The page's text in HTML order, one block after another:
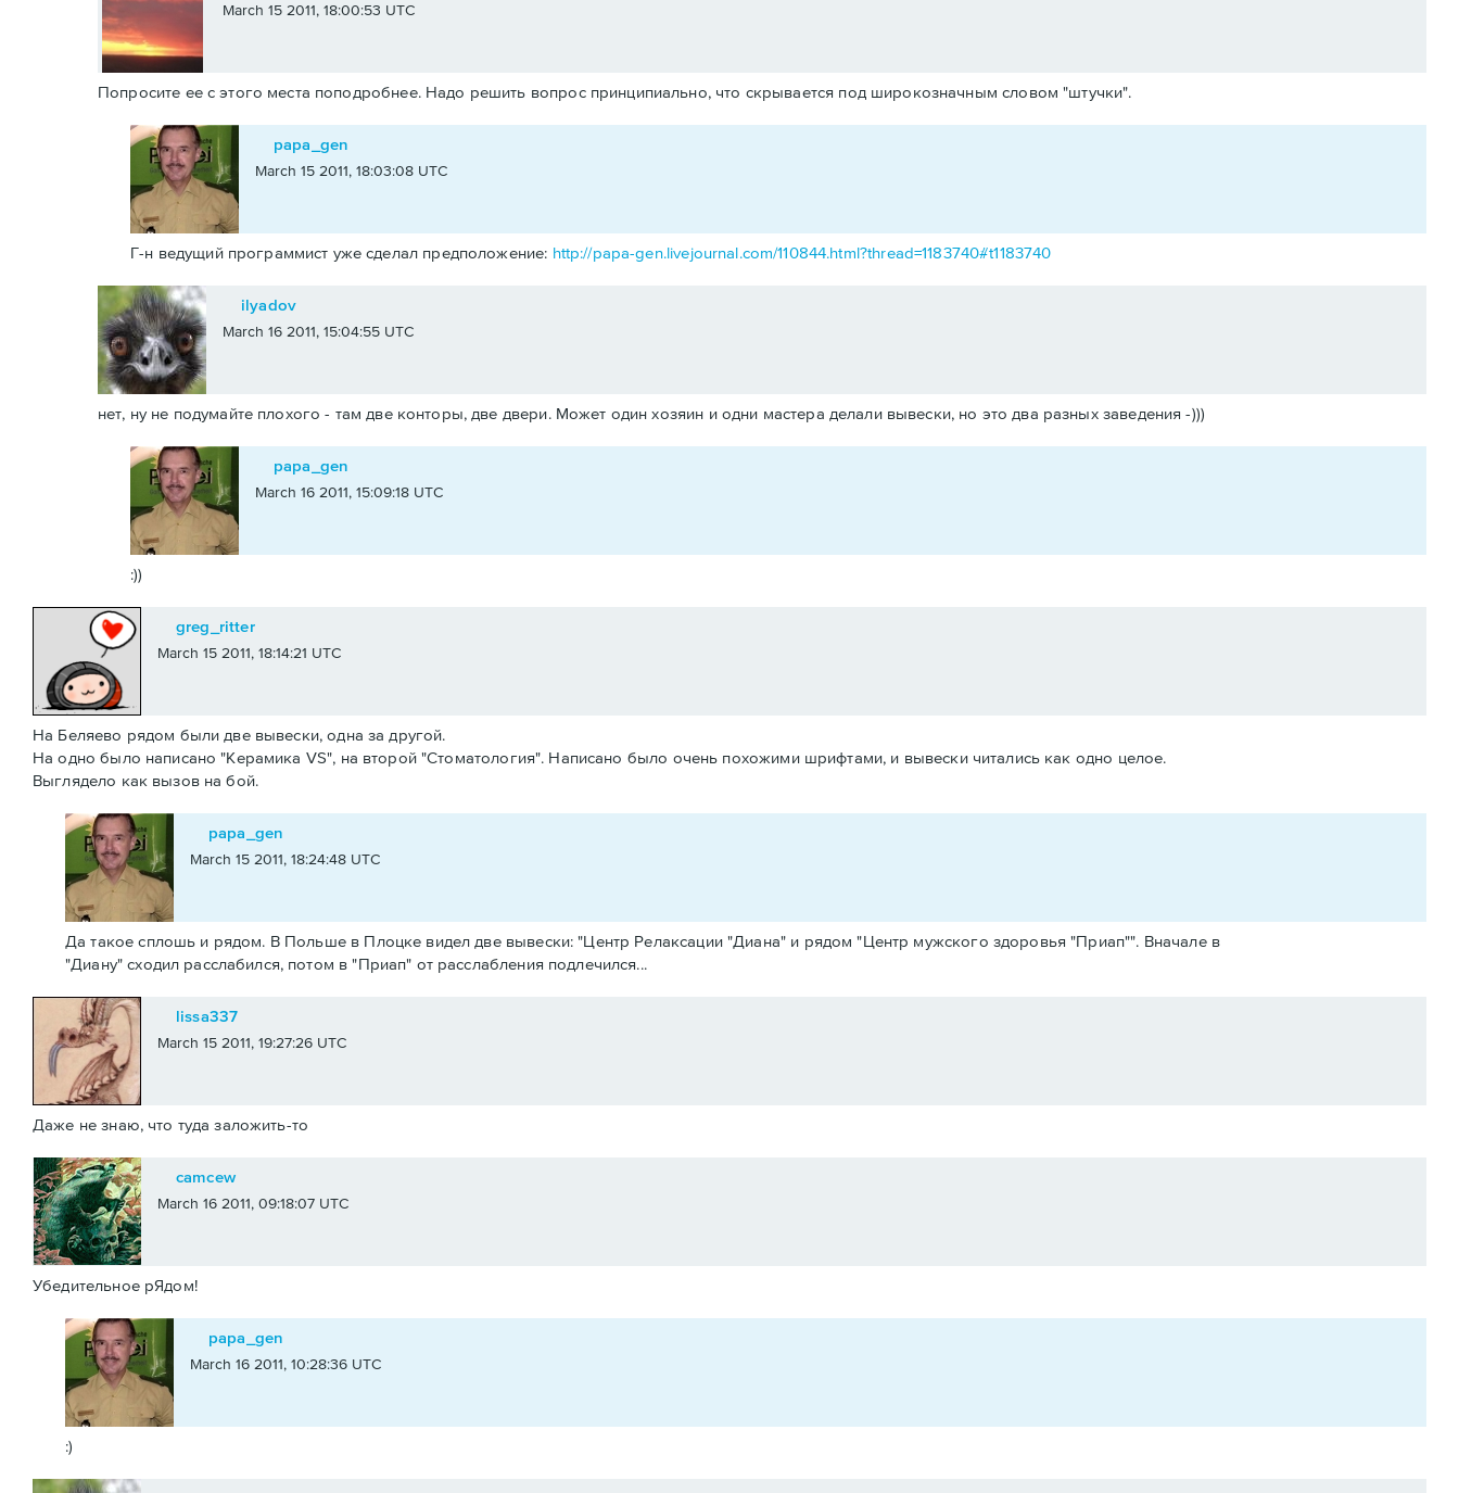
March 15 2011, 18:00:53 UTC
Попросите ее с этого места поподробнее. Надо решить вопрос принципиально, что скрывается под широкозначным словом "штучки".
papa_gen
March 15 2011, 18:03:08 UTC
Г-н ведущий программист уже сделал предположение: http://papa-gen.livejournal.com/110844.html?thread=1183740#t1183740
ilyadov
March 16 2011, 15:04:55 UTC
нет, ну не подумайте плохого - там две конторы, две двери. Может один хозяин и одни мастера делали вывески, но это два разных заведения -)))
papa_gen
March 16 2011, 15:09:18 UTC
:))
greg_ritter
March 15 2011, 18:14:21 UTC
На Беляево рядом были две вывески, одна за другой.
На одно было написано "Керамика VS", на второй "Стоматология". Написано было очень похожими шрифтами, и вывески читались как одно целое.
Выглядело как вызов на бой.
papa_gen
March 15 2011, 18:24:48 UTC
Да такое сплошь и рядом. В Польше в Плоцке видел две вывески: "Центр Релаксации "Диана" и рядом "Центр мужского здоровья "Приап"". Вначале в
"Диану" сходил расслабился, потом в "Приап" от расслабления подлечился...
lissa337
March 15 2011, 19:27:26 UTC
Даже не знаю, что туда заложить-то
camcew
March 16 2011, 09:18:07 UTC
Убедительное рЯдом!
papa_gen
March 16 2011, 10:28:36 UTC
:)